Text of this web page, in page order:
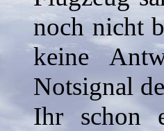
noch nicht
keine
Notsignal
Ihr schon